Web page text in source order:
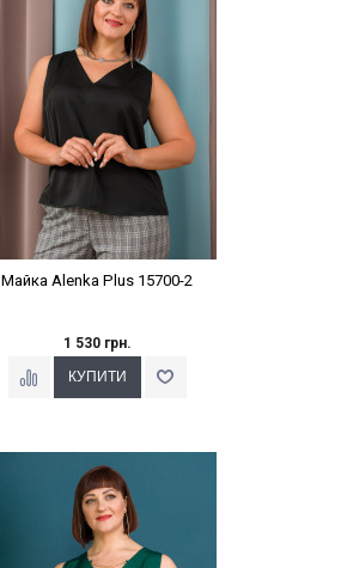
Майка Alenka Plus 15700-2
1 530 грн.